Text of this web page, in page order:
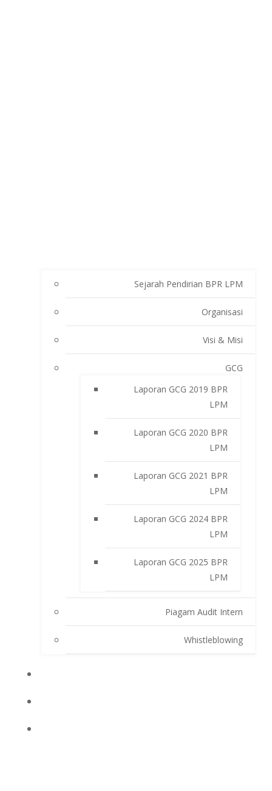
Sejarah Pendirian BPR LPM
Organisasi
Visi & Misi
GCG
Laporan GCG 2019 BPR
LPM
Laporan GCG 2020 BPR
LPM
Laporan GCG 2021 BPR
LPM
Laporan GCG 2024 BPR
LPM
Laporan GCG 2025 BPR
LPM
Piagam Audit Intern
Whistleblowing